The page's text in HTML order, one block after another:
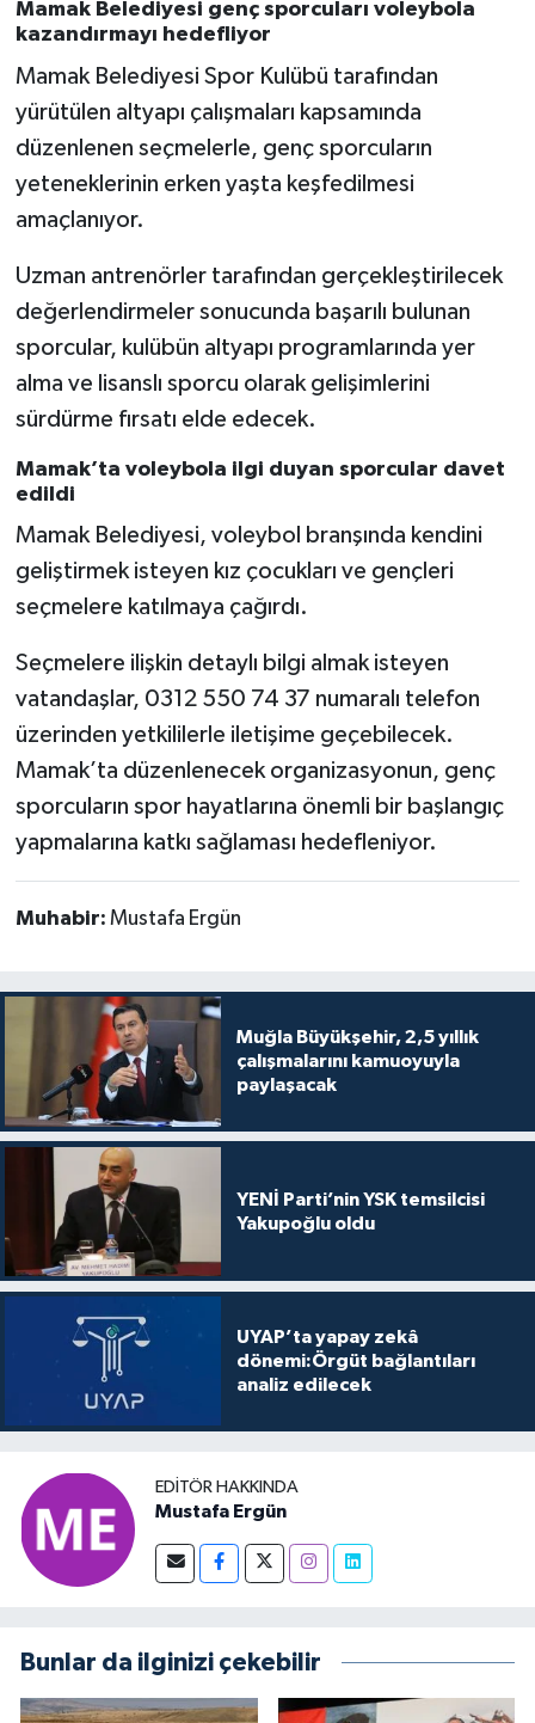
Mamak Belediyesi genç sporcuları voleybola
kazandırmayı hedefliyor
Mamak Belediyesi Spor Kulübü tarafından
yürütülen altyapı çalışmaları kapsamında
düzenlenen seçmelerle, genç sporcuların
yeteneklerinin erken yaşta keşfedilmesi
amaçlanıyor.
Uzman antrenörler tarafından gerçekleştirilecek
değerlendirmeler sonucunda başarılı bulunan
sporcular, kulübün altyapı programlarında yer
alma ve lisanslı sporcu olarak gelişimlerini
sürdürme fırsatı elde edecek.
Mamak’ta voleybola ilgi duyan sporcular davet
edildi
Mamak Belediyesi, voleybol branşında kendini
geliştirmek isteyen kız çocukları ve gençleri
seçmelere katılmaya çağırdı.
Seçmelere ilişkin detaylı bilgi almak isteyen
vatandaşlar, 0312 550 74 37 numaralı telefon
üzerinden yetkililerle iletişime geçebilecek.
Mamak’ta düzenlenecek organizasyonun, genç
sporcuların spor hayatlarına önemli bir başlangıç
yapmalarına katkı sağlaması hedefleniyor.
Muhabir: Mustafa Ergün
Muğla Büyükşehir, 2,5 yıllık
çalışmalarını kamuoyuyla
paylaşacak
YENİ Parti’nin YSK temsilcisi
Yakupoğlu oldu
UYAP’ta yapay zekâ
dönemi:Örgüt bağlantıları
analiz edilecek
EDITÖR HAKKINDA
Mustafa Ergün
Bunlar da ilginizi çekebilir